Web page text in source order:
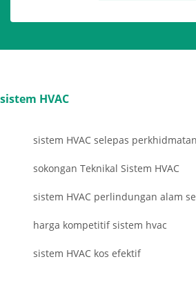
sistem HVAC
sistem HVAC selepas perkhidmatan
sokongan Teknikal Sistem HVAC
sistem HVAC perlindungan alam
harga kompetitif sistem hvac
sistem HVAC kos efektif